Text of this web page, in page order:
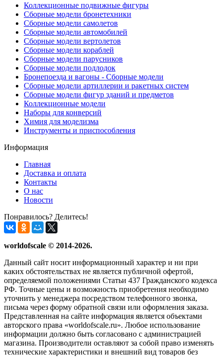
Коллекционные подвижные фигуры
Сборные модели бронетехники
Сборные модели самолетов
Сборные модели автомобилей
Сборные модели вертолетов
Сборные модели кораблей
Сборные модели парусников
Сборные модели подлодок
Бронепоезда и вагоны - Сборные модели
Сборные модели артиллерии и ракетных систем
Сборные модели фигур зданий и предметов
Коллекционные модели
Наборы для конверсий
Химия для моделизма
Инструменты и приспособления
Информация
Главная
Доставка и оплата
Контакты
О нас
Новости
Понравилось? Делитесь!
worldofscale © 2014-2026.
Данный сайт носит информационный характер и ни при
каких обстоятельствах не является публичной офертой,
определяемой положениями Статьи 437 Гражданского кодекса
РФ. Точные цены и возможность приобретения необходимо
уточнить у менеджера посредством телефонного звонка,
письма через форму обратной связи или оформления заказа.
Представленная на сайте информация является объектами
авторского права «worldofscale.ru». Любое использование
информации должно быть согласовано с администрацией
магазина. Производители оставляют за собой право изменять
технические характеристики и внешний вид товаров без